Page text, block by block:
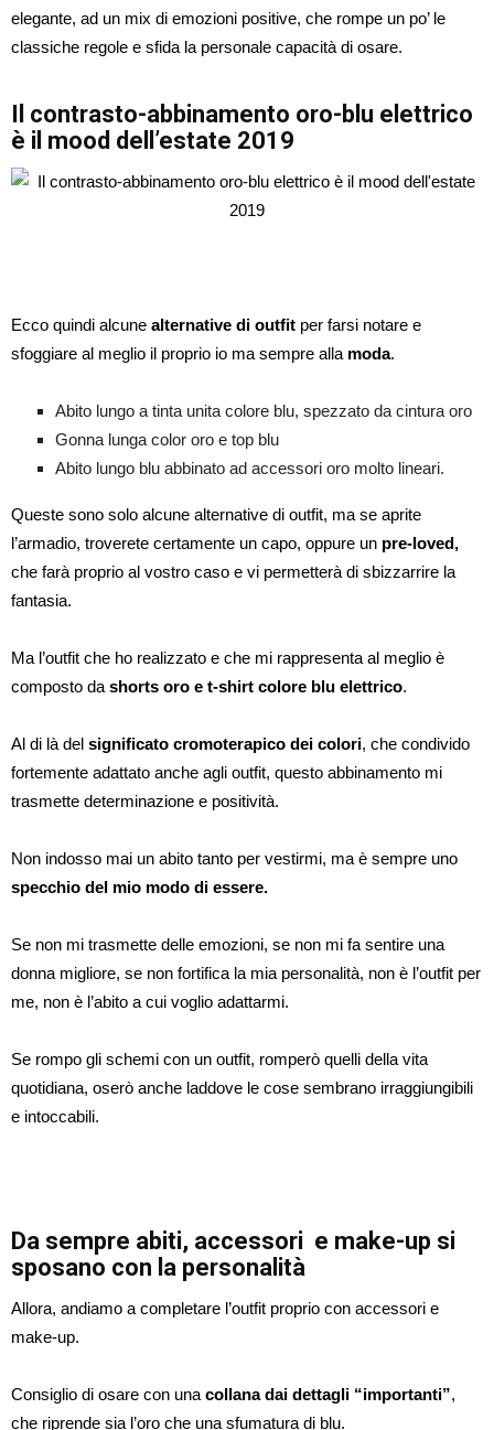
elegante, ad un mix di emozioni positive, che rompe un po’ le
classiche regole e sfida la personale capacità di osare.
Il contrasto-abbinamento oro-blu elettrico
è il mood dell’estate 2019
Ecco quindi alcune alternative di outfit per farsi notare e
sfoggiare al meglio il proprio io ma sempre alla moda.
Abito lungo a tinta unita colore blu, spezzato da cintura oro
Gonna lunga color oro e top blu
Abito lungo blu abbinato ad accessori oro molto lineari.
Queste sono solo alcune alternative di outfit, ma se aprite
l’armadio, troverete certamente un capo, oppure un pre-loved,
che farà proprio al vostro caso e vi permetterà di sbizzarrire la
fantasia.
Ma l’outfit che ho realizzato e che mi rappresenta al meglio è
composto da shorts oro e t-shirt colore blu elettrico.
Al di là del significato cromoterapico dei colori, che condivido
fortemente adattato anche agli outfit, questo abbinamento mi
trasmette determinazione e positività.
Non indosso mai un abito tanto per vestirmi, ma è sempre uno
specchio del mio modo di essere.
Se non mi trasmette delle emozioni, se non mi fa sentire una
donna migliore, se non fortifica la mia personalità, non è l’outfit per
me, non è l’abito a cui voglio adattarmi.
Se rompo gli schemi con un outfit, romperò quelli della vita
quotidiana, oserò anche laddove le cose sembrano irraggiungibili
e intoccabili.
Da sempre abiti, accessori e make-up si
sposano con la personalità
Allora, andiamo a completare l’outfit proprio con accessori e
make-up.
Consiglio di osare con una collana dai dettagli “importanti”,
che riprende sia l’oro che una sfumatura di blu.